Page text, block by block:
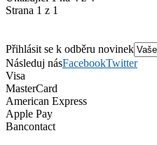
Strana 1 z 1
Přihlásit se k odběru novinek
Následuj násFacebookTwitter
Visa
MasterCard
American Express
Apple Pay
Bancontact